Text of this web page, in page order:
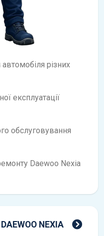
різних
експлуатації
обслуговування
Daewoo Nexia
NEXIA